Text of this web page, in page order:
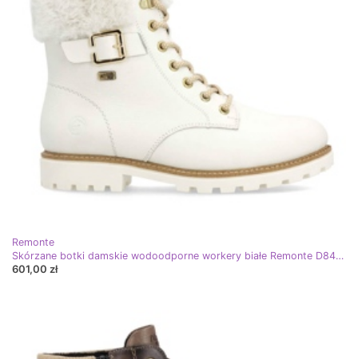
Remonte
Skórzane botki damskie wodoodporne workery białe Remonte D8481-80
601,00 zł